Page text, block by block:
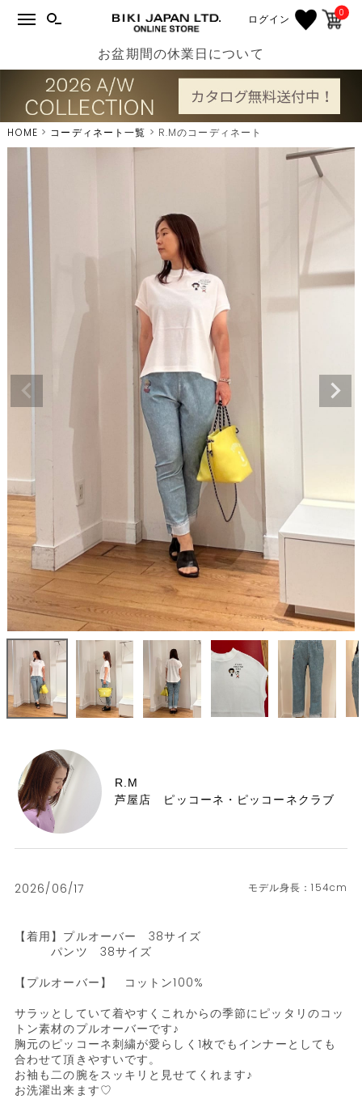
ログイン 0
お盆期間の休業日について
HOME コーディネート一覧 R.Mのコーディネート
R.M
芦屋店 ピッコーネ・ピッコーネクラブ
2026/06/17 154cm
【着用】プルオーバー　38サイズ
パンツ　38サイズ
【プルオーバー】　コットン100%
サラッとしていて着やすくこれからの季節にピッタリのコッ
トン素材のプルオーバーです♪
胸元のピッコーネ刺繍が愛らしく1枚でもインナーとしても
合わせて頂きやすいです。
お袖も二の腕をスッキリと見せてくれます♪
お洗濯出来ます♡